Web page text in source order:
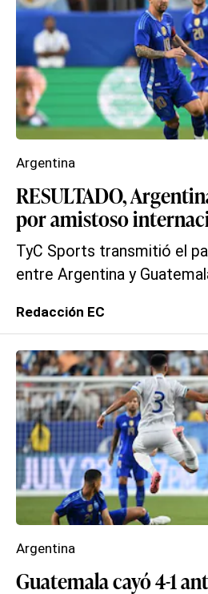
RESULTADO,
por amistoso
TyC Sports transmitió el
entre Argentina y
Argentina
Redacción EC
Guatemala cayó 4-1
Argentina